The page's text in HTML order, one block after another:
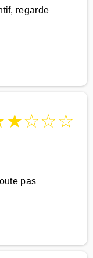
regarde
★☆☆☆
pas